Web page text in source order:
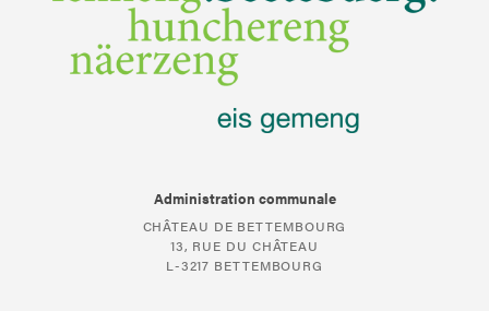
Administration communale
CHÂTEAU DE BETTEMBOURG
13, RUE DU CHÂTEAU
L-3217 BETTEMBOURG